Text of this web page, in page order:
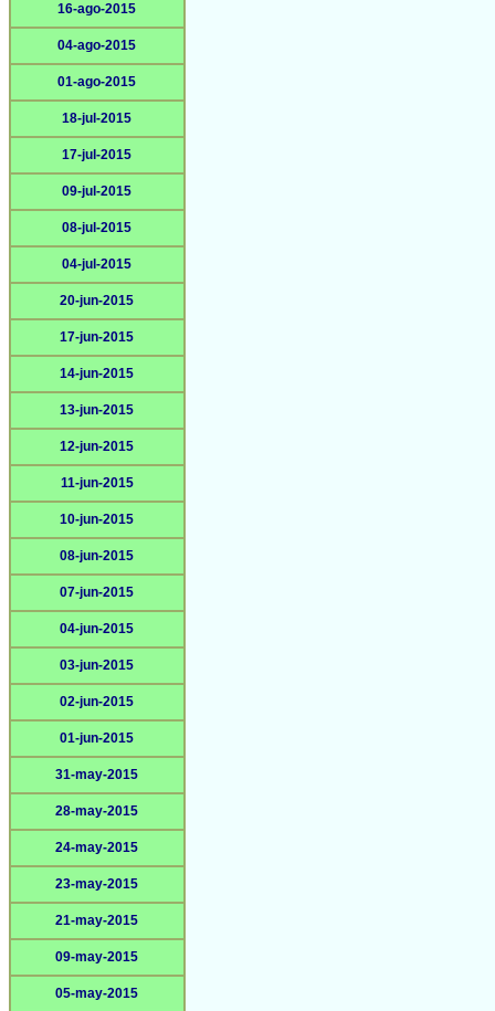
16-ago-2015
04-ago-2015
01-ago-2015
18-jul-2015
17-jul-2015
09-jul-2015
08-jul-2015
04-jul-2015
20-jun-2015
17-jun-2015
14-jun-2015
13-jun-2015
12-jun-2015
11-jun-2015
10-jun-2015
08-jun-2015
07-jun-2015
04-jun-2015
03-jun-2015
02-jun-2015
01-jun-2015
31-may-2015
28-may-2015
24-may-2015
23-may-2015
21-may-2015
09-may-2015
05-may-2015